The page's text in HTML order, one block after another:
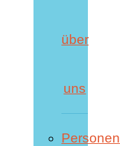
über
uns
Personen